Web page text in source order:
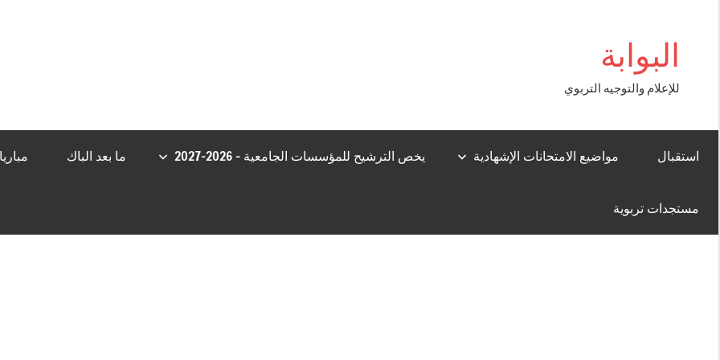
البوابة
للإعلام والتوجيه التربوي
استقبال مواضيع الامتحانات الإشهادية يخص الترشيح للمؤسسات الجامعية – 2026-2027 ما بعد الباك
مستجدات تربوية